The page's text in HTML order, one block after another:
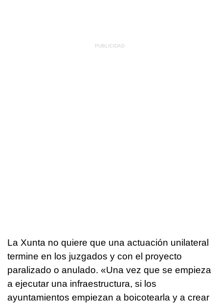
La Xunta no quiere que una actuación unilateral
termine en los juzgados y con el proyecto
paralizado o anulado. «Una vez que se empieza
a ejecutar una infraestructura, si los
ayuntamientos empiezan a boicotearla y a crear